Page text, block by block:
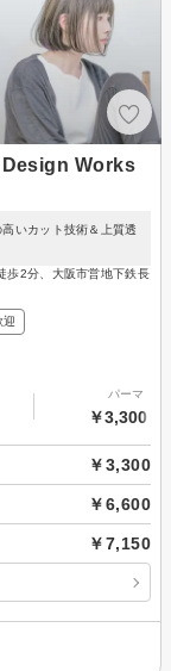
Design Works
いカット技術＆上質透
歩2分、大阪市営地下鉄長
迎
パーマ
￥3,300～
￥3,300
￥6,600
￥7,150